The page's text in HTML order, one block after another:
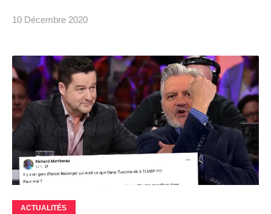
10 Décembre 2020
ACTUALITÉS